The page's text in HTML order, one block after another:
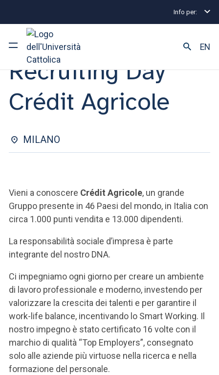
Info per:
Ateneo
Corsi di studio
Ricerca
Facoltà e campus
ACCEDI ALLA MAIL ICATT
SEI UN DOCENTE O UN MEMBRO DELLO STAFF
EN
Eventi di Stage e Placement Recruiting Day Crédit
RECRUITING DAY | 15 MAGGIO 2024
Recruiting Day
Crédit Agricole
MILANO
Vieni a conoscere Crédit Agricole, un grande
Gruppo presente in 46 Paesi del mondo, in Italia con
circa 1.000 punti vendita e 13.000 dipendenti.
La responsabilità sociale d’impresa è parte
integrante del nostro DNA.
Ci impegniamo ogni giorno per creare un ambiente
di lavoro professionale e moderno, investendo per
valorizzare la crescita dei talenti e per garantire il
work-life balance, incentivando lo Smart Working. Il
nostro impegno è stato certificato 16 volte con il
marchio di qualità “Top Employers”, consegnato
solo alle aziende più virtuose nella ricerca e nella
formazione del personale.